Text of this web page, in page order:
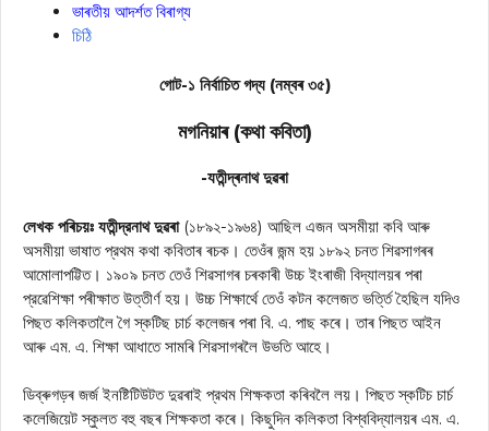
ভাৰতীয় আদৰ্শত বিৰাগ্য
চিঠি
গোট-১ নিৰ্বাচিত গদ্য (নম্বৰ ৩৫)
মগনিয়াৰ (কথা কবিতা)
-যতীন্দ্ৰনাথ দুৱৰা
লেখক পৰিচয়ঃ যতীন্দ্রনাথ দুৱৰা(১৮৯২-১৯৬৪) আছিল এজন অসমীয়া কবি আৰু
অসমীয়া ভাষাত প্রথম কথা কবিতাৰ ৰচক। তেওঁৰ জন্ম হয় ১৮৯২ চনত শিৱসাগৰৰ
আমোলাপট্টিত। ১৯০৯ চনত তেওঁ শিৱসাগৰ চৰকাৰী উচ্চ ইংৰাজী বিদ্যালয়ৰ পৰা
প্রৱেশিক্ষা পৰীক্ষাত উত্তীর্ণ হয়। উচ্চ শিক্ষার্থে তেওঁ কটন কলেজত ভর্ত্তি হৈছিল যদিও
পিছত কলিকতালৈ গৈ স্কটিছ চার্চ কলেজৰ পৰা বি. এ. পাছ কৰে। তাৰ পিছত আইন
আৰু এম. এ. শিক্ষা আধাতে সামৰি শিৱসাগৰলৈ উভতি আহে।
ডিব্ৰুগড়ৰ জৰ্জ ইনষ্টিটিউটত দুৱৰাই প্রথম শিক্ষকতা কৰিবলৈ লয়। পিছত স্কটিচ চার্চ
কলেজিয়েট স্কুলত বহু বছৰ শিক্ষকতা কৰে। কিছুদিন কলিকতা বিশ্ববিদ্যালয়ৰ এম. এ.